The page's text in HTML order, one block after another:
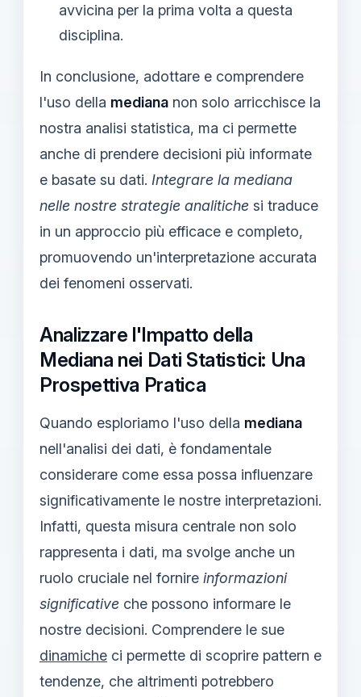
avvicina per la prima volta a questa
disciplina.
In conclusione, adottare e comprendere
l'uso della mediana non solo arricchisce la
nostra analisi statistica, ma ci permette
anche di prendere decisioni più informate
e basate su dati. Integrare la mediana
nelle nostre strategie analitiche si traduce
in un approccio più efficace e completo,
promuovendo un'interpretazione accurata
dei fenomeni osservati.
Analizzare l'Impatto della
Mediana nei Dati Statistici: Una
Prospettiva Pratica
Quando esploriamo l'uso della mediana
nell'analisi dei dati, è fondamentale
considerare come essa possa influenzare
significativamente le nostre interpretazioni.
Infatti, questa misura centrale non solo
rappresenta i dati, ma svolge anche un
ruolo cruciale nel fornire informazioni
significative che possono informare le
nostre decisioni. Comprendere le sue
dinamiche ci permette di scoprire pattern e
tendenze, che altrimenti potrebbero